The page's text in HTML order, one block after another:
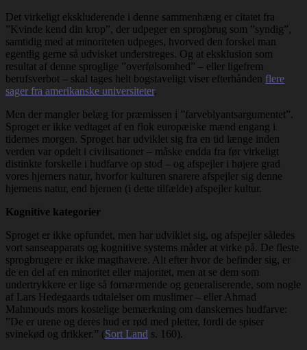
Det virkeligt ekskluderende i denne sammenhæng er citatet fra
”Kvinde kend din krop”, der udpeger en sprogbrug som ”syndig”,
samtidig med at minoriteten udpeges, hvorved den forskel man
egentlig gerne så udvisket understreges. Og at eksklusion som
resultat af denne sproglige ”overfølsomhed” – eller ligefrem
berufsverbot – skal tages helt bogstaveligt viser efterhånden flere
sager fra amerikanske universiteter.
Men der mangler belæg for præmissen i ”farveblyantsargumentet”.
Sproget er ikke vedtaget af en flok europæiske mænd engang i
tidernes morgen. Sproget har udviklet sig fra en tid længe inden
verden var opdelt i civilisationer – måske endda fra før virkeligt
distinkte forskelle i hudfarve op stod – og afspejler i højere grad
vores hjerners natur, hvorfor kulturen snarere afspejler sig denne
hjernens natur, end hjernen (i dette tilfælde) afspejler kultur.
Kognitive kategorier
Sproget er ikke opfundet, men har udviklet sig, og afspejler således
vort sanseapparats og kognitive systems måder at virke på. De fleste
sprogbrugere er ikke magthavere. Alt efter hvor de befinder sig, er
de en del af en minoritet eller majoritet, men at se dem som
undertrykkere er lige så fornærmende og generaliserende, som nogle
af Lars Hedegaards udtalelser om muslimer – eller Ahmad
Mahmouds mors kostelige bemærkning om danskernes hudfarve:
”De er urene og deres hud er rød med pletter, fordi de spiser
svinekød og drikker.” (Sort Land s. 160).